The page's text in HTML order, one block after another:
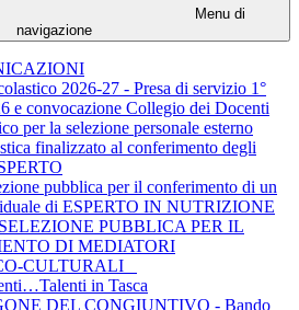
Menu di
navigazione
2026-27 - Presa di servizio 1°
e convocazione Collegio dei Docenti
per la selezione personale esterno
finalizzato al conferimento degli
pubblica per il conferimento di un
di ESPERTO IN NUTRIZIONE
PUBBLICA PER IL
DI MEDIATORI
CULTURALI
in Tasca
DEL CONGIUNTIVO - Bando